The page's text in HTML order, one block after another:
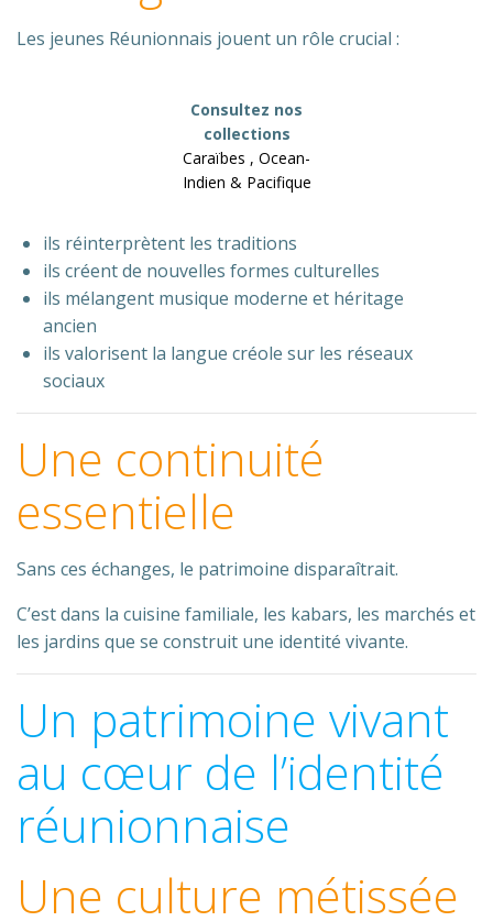
Les jeunes Réunionnais jouent un rôle crucial :
Consultez nos
collections
Caraïbes , Ocean-
Indien & Pacifique
ils réinterprètent les traditions
ils créent de nouvelles formes culturelles
ils mélangent musique moderne et héritage
ancien
ils valorisent la langue créole sur les réseaux
sociaux
Une continuité
essentielle
Sans ces échanges, le patrimoine disparaîtrait.
C’est dans la cuisine familiale, les kabars, les marchés et
les jardins que se construit une identité vivante.
Un patrimoine vivant
au cœur de l’identité
réunionnaise
Une culture métissée